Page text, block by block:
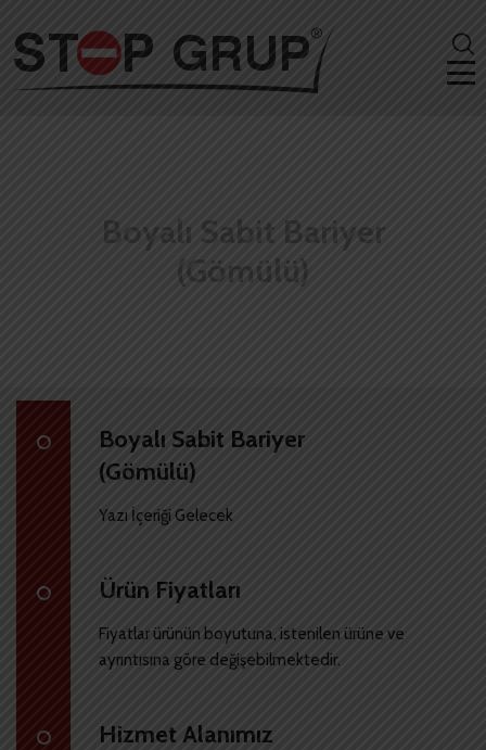
Boyalı Sabit Bariyer
(Gömülü)
Boyalı Sabit Bariyer
(Gömülü)
Yazı İçeriği Gelecek
Ürün Fiyatları
Fiyatlar ürünün boyutuna, istenilen ürüne ve
ayrıntısına göre değişebilmektedir.
Hizmet Alanımız